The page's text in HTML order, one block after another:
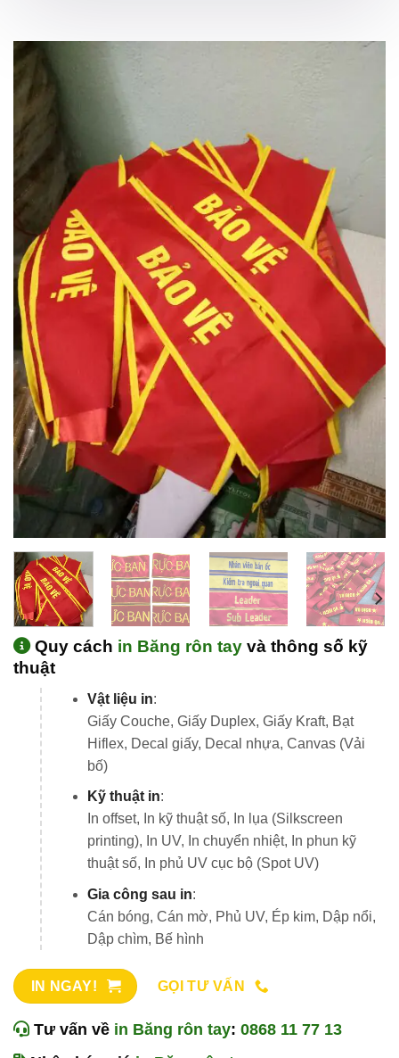
Quy cách in Băng rôn tay và thông số kỹ
thuật
Vật liệu in:
Giấy Couche, Giấy Duplex, Giấy Kraft, Bạt
Hiflex, Decal giấy, Decal nhựa, Canvas (Vải
bố)
Kỹ thuật in:
In offset, In kỹ thuật số, In lụa (Silkscreen
printing), In UV, In chuyển nhiệt, In phun kỹ
thuật số, In phủ UV cục bộ (Spot UV)
Gia công sau in:
Cán bóng, Cán mờ, Phủ UV, Ép kim, Dập nổi,
Dập chìm, Bế hình
IN NGAY! GỌI TƯ VẤN
Tư vấn về in Băng rôn tay: 0868 11 77 13